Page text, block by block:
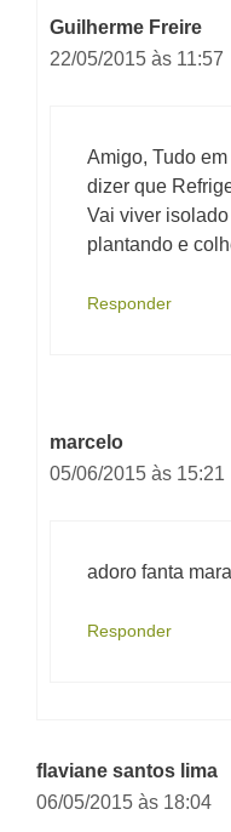
Guilherme Freire
22/05/2015 às 11:57
Amigo, Tudo
dizer que
Vai viver
plantando e
Responder
marcelo
05/06/2015 às 15:21
adoro fanta
Responder
flaviane santos lima
06/05/2015 às 18:04